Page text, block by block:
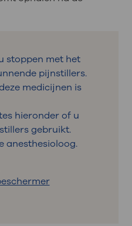
stoppen met het
pijnstillers.
medicijnen is
hieronder of u
gebruikt.
anesthesioloog.